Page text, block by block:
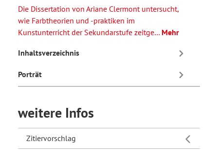
Die Dissertation von Ariane Clermont untersucht,
wie Farbtheorien und -praktiken im
Kunstunterricht der Sekundarstufe zeitge… Mehr
Inhaltsverzeichnis
Porträt
weitere Infos
Zitiervorschlag